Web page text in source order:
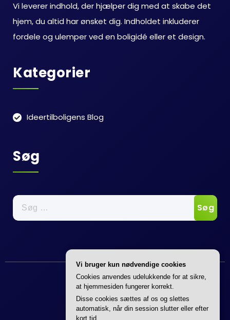
Vi leverer indhold, der hjælper dig med at skabe det
hjem, du altid har ønsket dig. Indholdet inkluderer
fordele og ulemper ved en boligidé eller et design.
Kategorier
Ideertilboligens Blog
Søg
Søg
efter:
Vi bruger kun nødvendige cookies
Cookies anvendes udelukkende for at sikre,
at hjemmesiden fungerer korrekt.
Disse cookies sættes af os og slettes
automatisk, når din session slutter eller efter
kort tid.